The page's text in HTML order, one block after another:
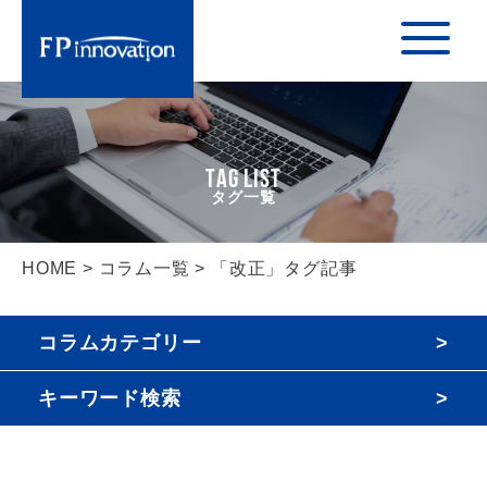
TAG LIST
HOME > コラム一覧 > 「改正」タグ記事
コラムカテゴリー
キーワード検索